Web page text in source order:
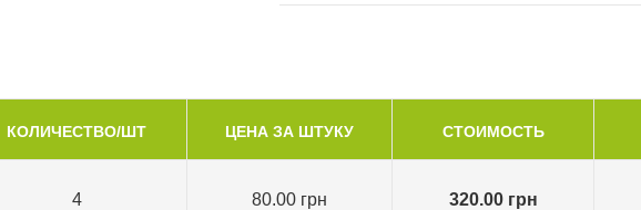
КОЛИЧЕСТВО/ШТ ЦЕНА ЗА ШТУКУ СТОИМОСТЬ
4 80.00 грн 320.00 грн